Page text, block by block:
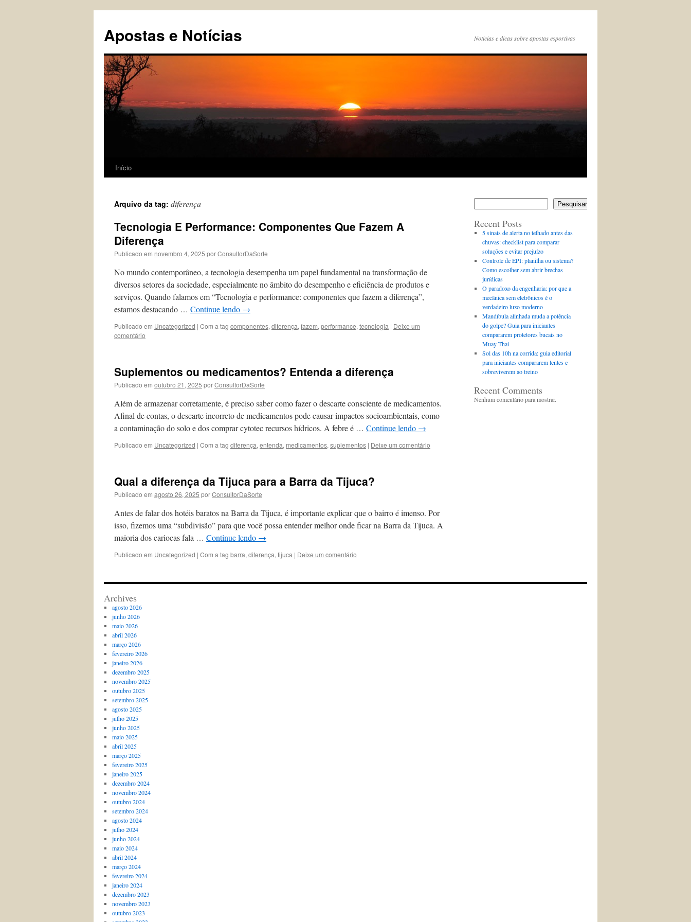
conteúdo
Apostas e Notícias Noticias e dicas sobre apostas esportivas
Início
Arquivo da tag: diferença
Tecnologia E Performance: Componentes Que Fazem A
Diferença
Publicado em novembro 4, 2025 porConsultorDaSorte
No mundo contemporâneo, a tecnologia desempenha um papel fundamental na transformação de
diversos setores da sociedade, especialmente no âmbito do desempenho e eficiência de produtos e
serviços. Quando falamos em “Tecnologia e performance: componentes que fazem a diferença”,
estamos destacando … Continue lendo →
Publicado em Uncategorized | Com a tag componentes, diferença, fazem, performance, tecnologia | Deixe um
comentário
Suplementos ou medicamentos? Entenda a diferença
Publicado em outubro 21, 2025 porConsultorDaSorte
Além de armazenar corretamente, é preciso saber como fazer o descarte consciente de medicamentos.
Afinal de contas, o descarte incorreto de medicamentos pode causar impactos socioambientais, como
a contaminação do solo e dos comprar cytotec recursos hídricos. A febre é … Continue lendo →
Publicado em Uncategorized | Com a tag diferença, entenda, medicamentos, suplementos | Deixe um comentário
Qual a diferença da Tijuca para a Barra da Tijuca?
Publicado em agosto 26, 2025 porConsultorDaSorte
Antes de falar dos hotéis baratos na Barra da Tijuca, é importante explicar que o bairro é imenso. Por
isso, fizemos uma “subdivisão” para que você possa entender melhor onde ficar na Barra da Tijuca. A
maioria dos cariocas fala … Continue lendo →
Publicado em Uncategorized | Com a tag barra, diferença, tijuca | Deixe um comentário
Pesquisar
Recent Posts
5 sinais de alerta no telhado antes das
chuvas: checklist para comparar
soluções e evitar prejuízo
Controle de EPI: planilha ou sistema?
Como escolher sem abrir brechas
jurídicas
O paradoxo da engenharia: por que a
mecânica sem eletrônicos é o
verdadeiro luxo moderno
Mandíbula alinhada muda a potência
do golpe? Guia para iniciantes
compararem protetores bucais no
Muay Thai
Sol das 10h na corrida: guia editorial
para iniciantes compararem lentes e
sobreviverem ao treino
Recent Comments
Nenhum comentário para mostrar.
Archives
agosto 2026
junho 2026
maio 2026
abril 2026
março 2026
fevereiro 2026
janeiro 2026
dezembro 2025
novembro 2025
outubro 2025
setembro 2025
agosto 2025
julho 2025
junho 2025
maio 2025
abril 2025
março 2025
fevereiro 2025
janeiro 2025
dezembro 2024
novembro 2024
outubro 2024
setembro 2024
agosto 2024
julho 2024
junho 2024
maio 2024
abril 2024
março 2024
fevereiro 2024
janeiro 2024
dezembro 2023
novembro 2023
outubro 2023